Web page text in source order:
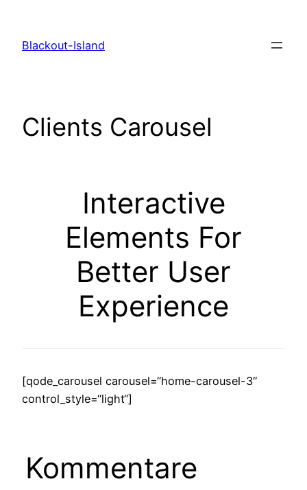
springen
Blackout-Island
Clients Carousel
Interactive
Elements For
Better User
Experience
[qode_carousel carousel=“home-carousel-3″
control_style=“light“]
Kommentare